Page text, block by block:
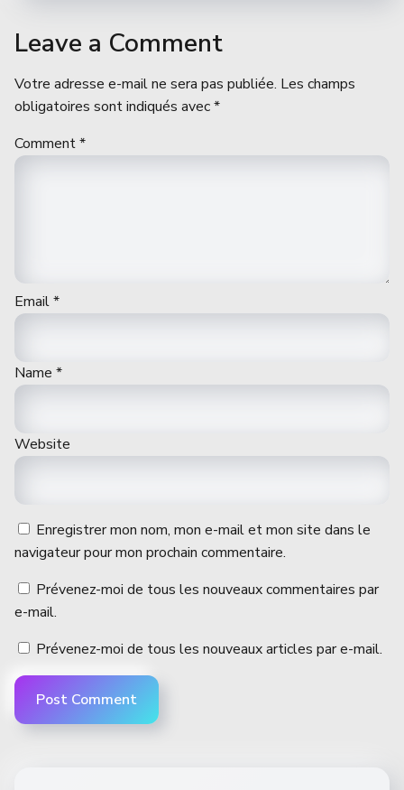
Leave a Comment
Votre adresse e-mail ne sera pas publiée. Les champs
obligatoires sont indiqués avec*
Comment*
Email*
Name *
Website
Enregistrer mon nom, mon e-mail et mon site dans le
navigateur pour mon prochain commentaire.
Prévenez-moi de tous les nouveaux commentaires par
e-mail.
Prévenez-moi de tous les nouveaux articles par e-mail.